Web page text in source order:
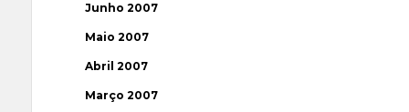
Junho 2007
Maio 2007
Abril 2007
Março 2007